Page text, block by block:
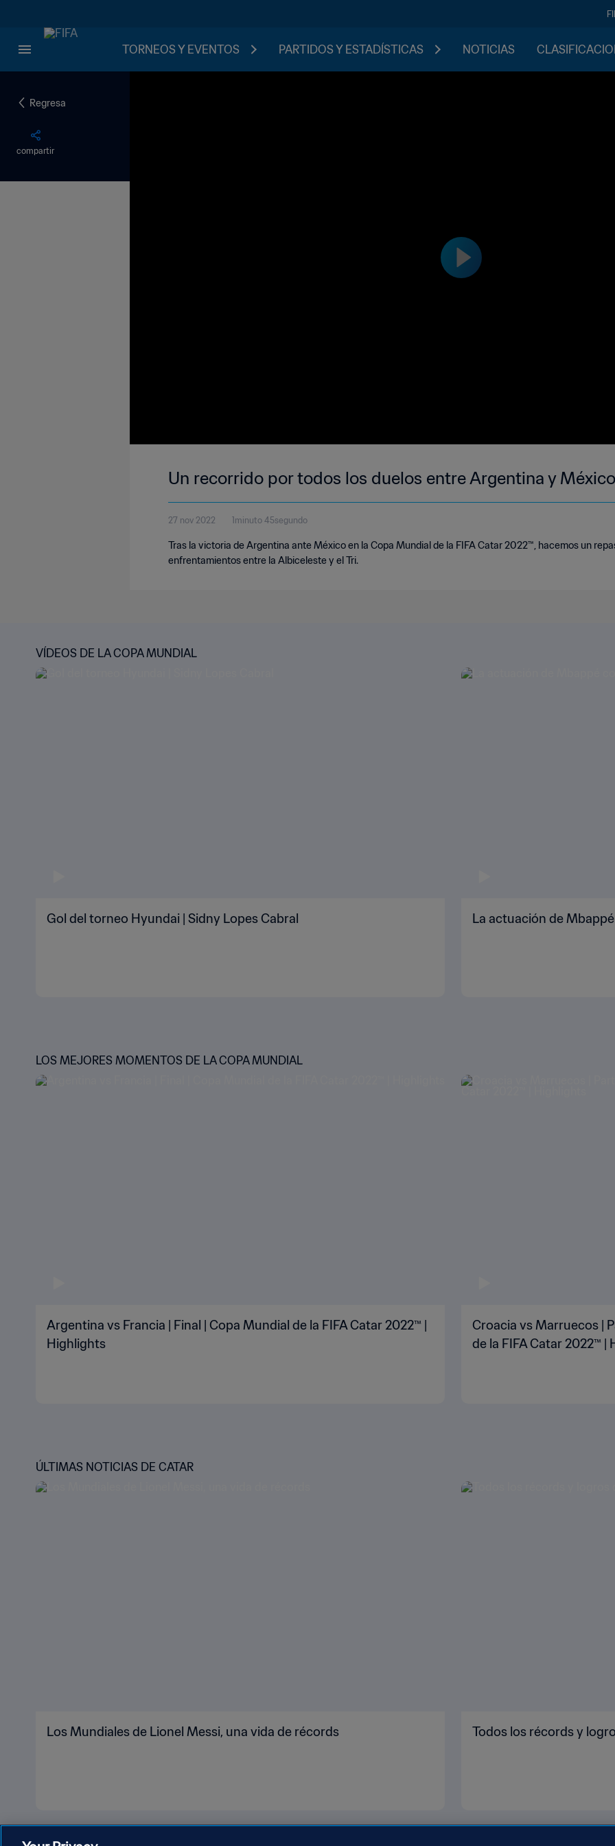
TORNEOS Y EVENTOS PARTIDOS Y ESTADÍSTICAS NOTICIAS
Regresa
compartir
Un recorrido por todos los duelos entre Argentina y México
27 nov 2022 1minuto 45segundo
Tras la victoria de Argentina ante México en la Copa Mundial de la FIFA Catar 2022™, hacemos un
enfrentamientos entre la Albiceleste y el Tri.
VÍDEOS DE LA COPA MUNDIAL
Gol del torneo Hyundai | Sidny Lopes Cabral La actuación de
LOS MEJORES MOMENTOS DE LA COPA MUNDIAL
Argentina vs Francia | Final | Copa Mundial de la FIFA Catar 2022™ |
Highlights
Croacia vs Marruecos |
de la FIFA Catar 2022™ |
ÚLTIMAS NOTICIAS DE CATAR
Los Mundiales de Lionel Messi, una vida de récords Todos los récords y